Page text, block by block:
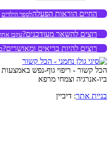
החיים הוראות הפעלהלספר הילדים
רוצים להשאר מעודכנים?עקבו
רוצים להיות בריאים ומאושרים?
הכל קשור - ריפוי גוף-נפש
ביו-אנרגיה וצמחי מרפא
בניית אתר: דיביין